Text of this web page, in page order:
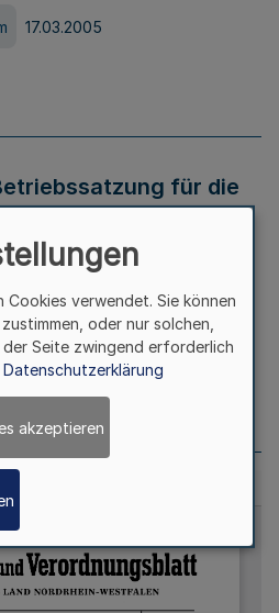
17.03.2005
für die
Rheinland
18.03.2005
verwendet. Sie können
oder nur solchen,
Seite zwingend erforderlich
Datenschutzerklärung
akzeptieren